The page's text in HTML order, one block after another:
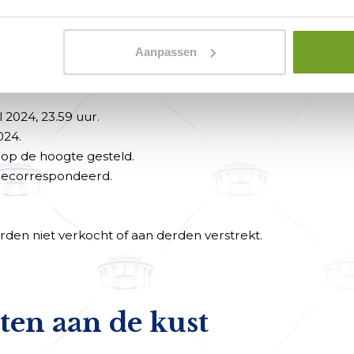
Aanpassen
aan de loting om kans te maken op een
23.59 uur.
de hoogte gesteld.
niet verkocht of aan derden verstrekt.
aan de kust